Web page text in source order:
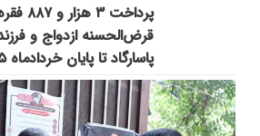
پرداخت
قرض‌الحسنه ازدواج و
پاسارگاد تا پایان خردادماه ۱۴۰۵